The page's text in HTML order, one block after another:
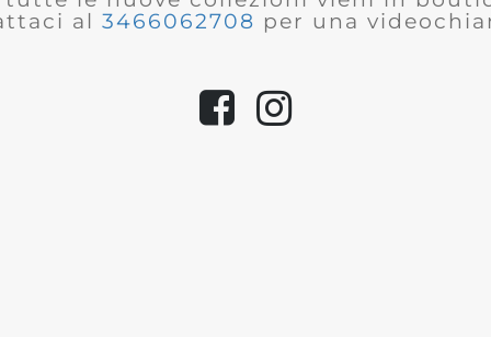
al 3466062708 per una